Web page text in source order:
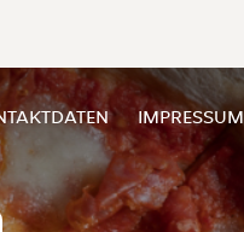
IMPRESSUM